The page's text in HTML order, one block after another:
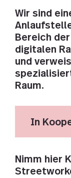
Wir sind
Bereich
digitalen
und
Raum.
In
Nimm hier